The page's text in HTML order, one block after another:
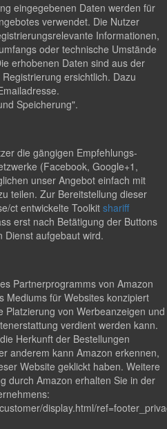
eingegebenen Daten werden für
verwendet. Die Nutzer
Informationen,
oder technische Umstände
erhobenen Daten sind aus der
ersichtlich. Dazu
Speicherung".
die gängigen Empfehlungs-
(Facebook, Google+1,
unser Angebot einfach mit
teilen. Zur Bereitstellung dieser
ct entwickelte Toolkit shariff
erst nach Betätigung der Buttons
Dienst aufgebaut wird.
Partnerprogramms von Amazon
Mediums für Websites konzipiert
Platzierung von Werbeanzeigen und
verdient werden kann.
Herkunft der Bestellungen
anderem kann Amazon erkennen,
Website geklickt haben. Weitere
durch Amazon erhalten Sie in der
display.html/